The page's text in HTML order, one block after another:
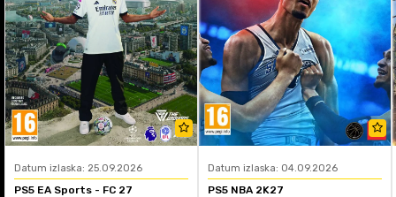
Datum izlaska: 25.09.2026
PS5 EA Sports - FC 27
Datum izlaska: 04.09.2026
PS5 NBA 2K27